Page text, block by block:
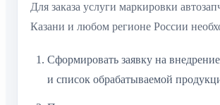
Для заказа услуги маркировки
Казани и любом регионе России
Сформировать заявку на
и список обрабатываемой